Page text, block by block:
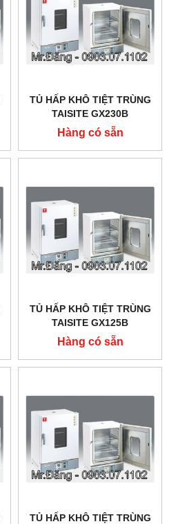
TỦ HẤP KHÔ TIỆT TRÙNG
TAISITE GX230B
Hàng có sẵn
TỦ HẤP KHÔ TIỆT TRÙNG
TAISITE GX125B
Hàng có sẵn
TỦ HẤP KHÔ TIỆT TRÙNG